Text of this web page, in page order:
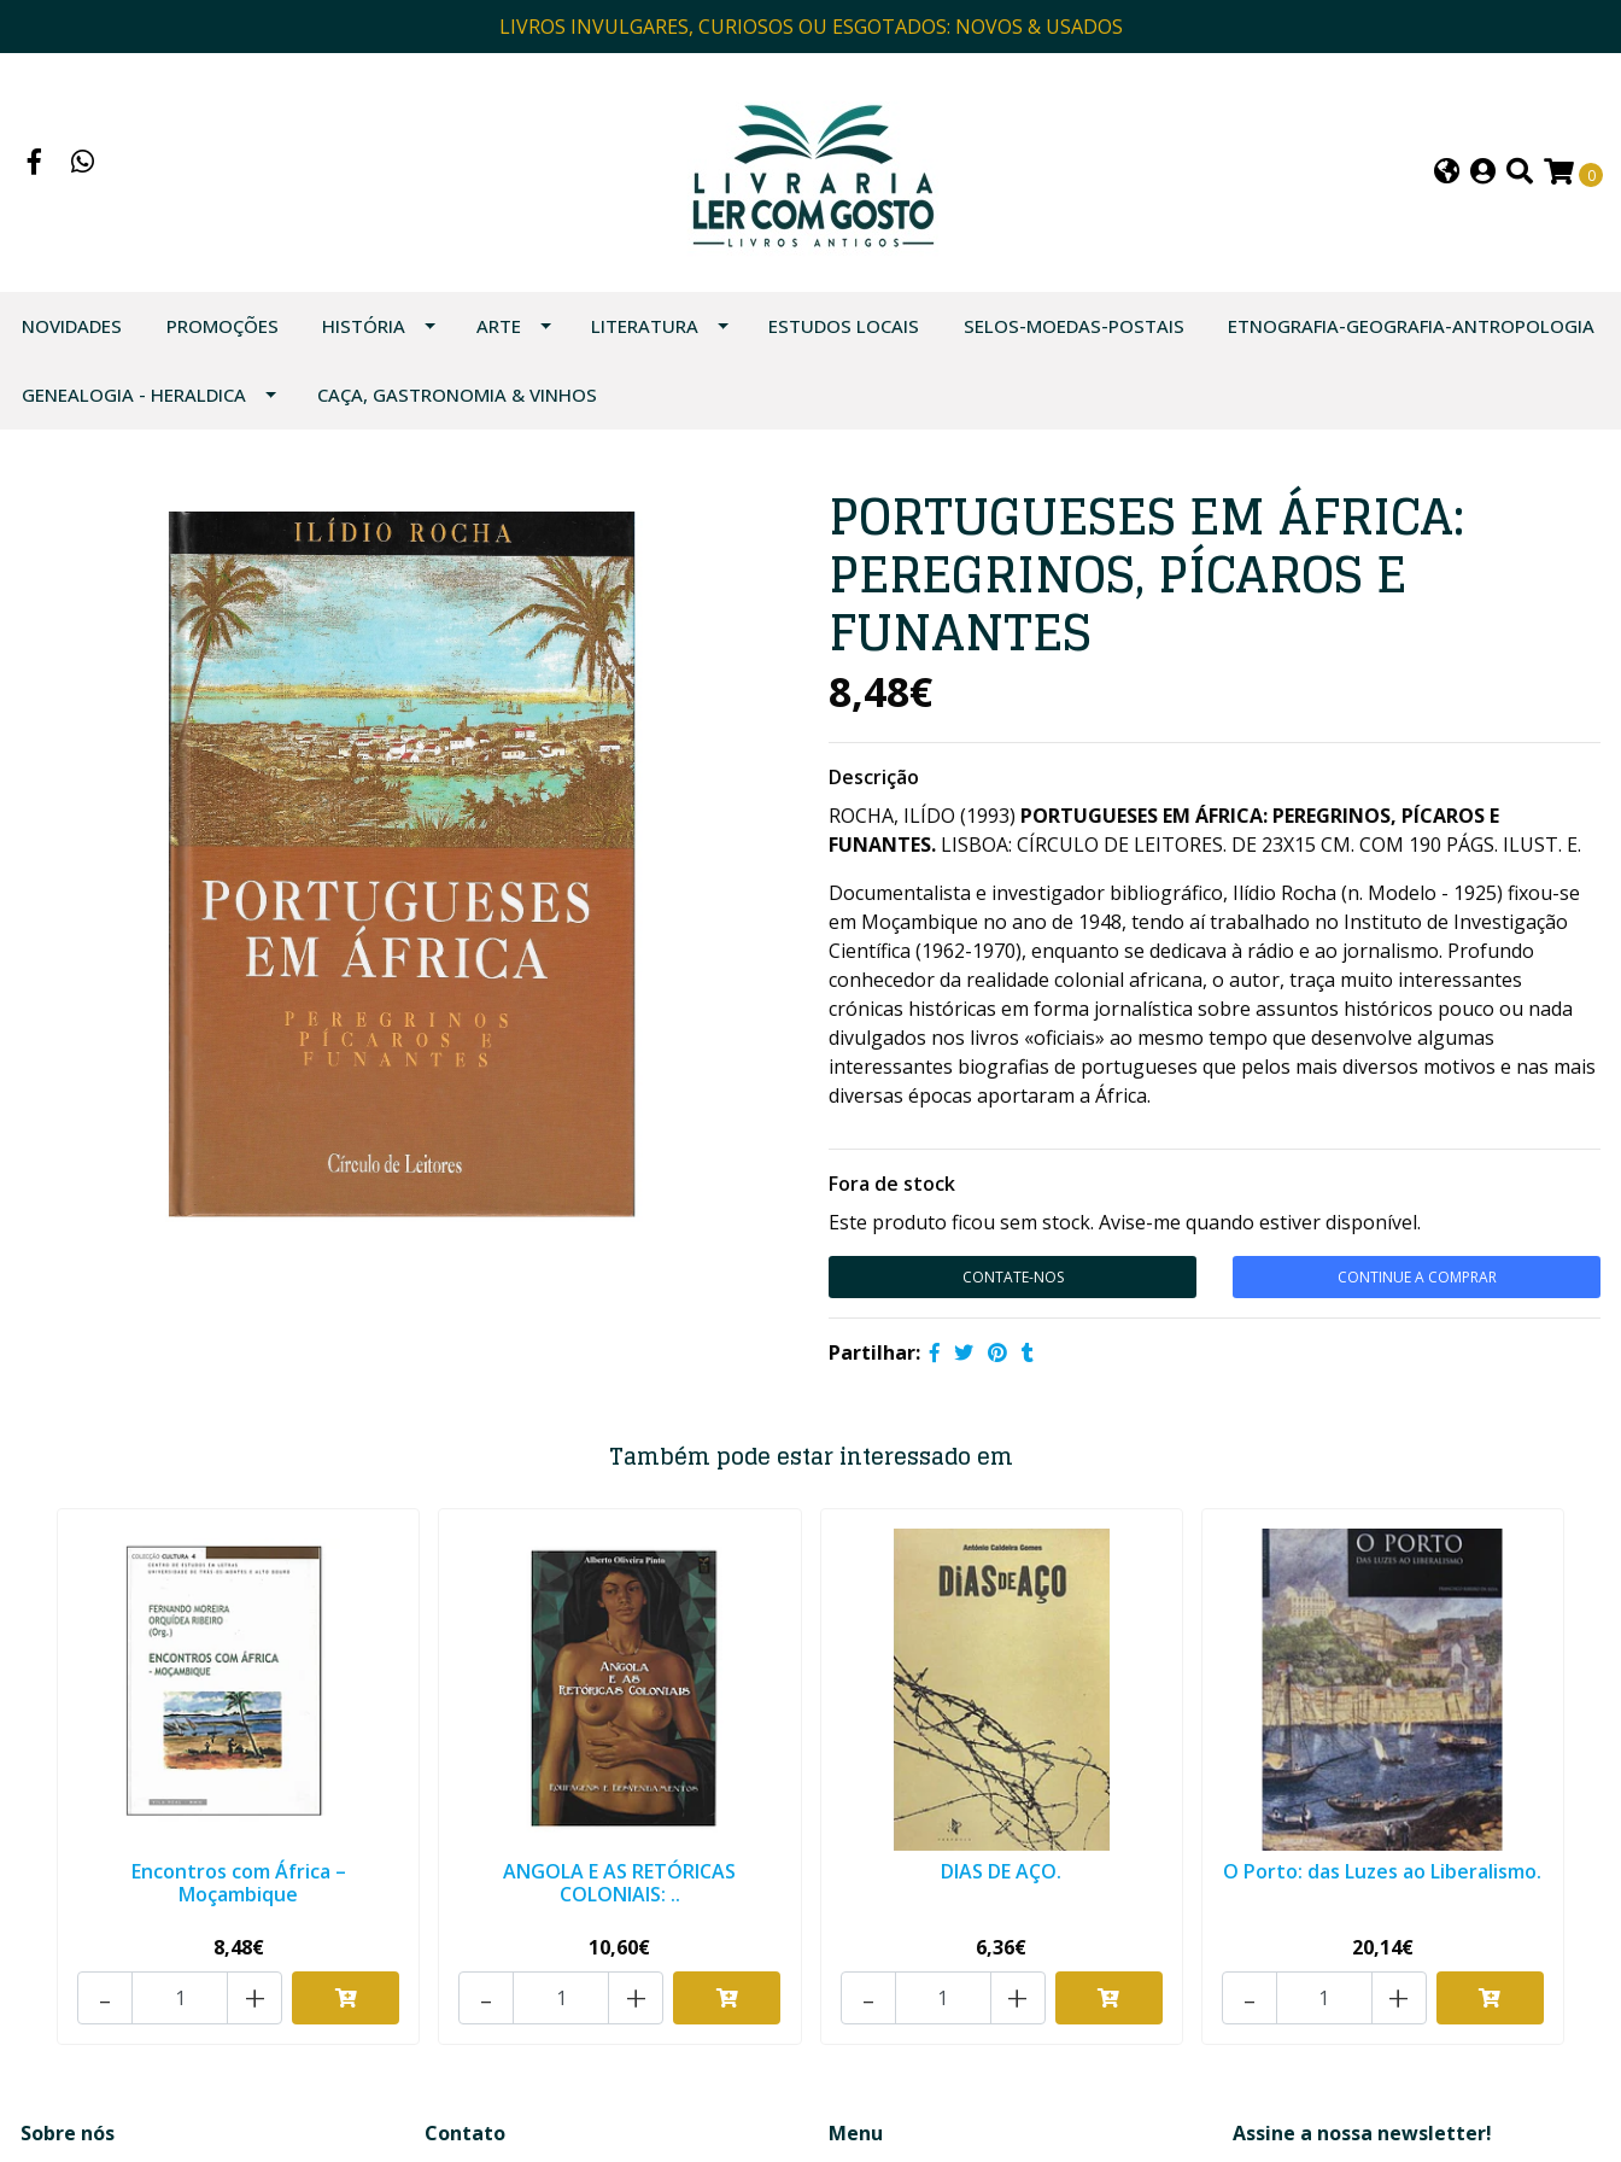
LIVROS INVULGARES, CURIOSOS OU ESGOTADOS: NOVOS & USADOS
0
NOVIDADES PROMOÇÕES HISTÓRIA ARTE LITERATURA ESTUDOS LOCAIS SELOS-MOEDAS-POSTAIS ETNOGRAFIA-GEOGRAFIA-ANTROPOLOGIA
GENEALOGIA - HERALDICA CAÇA, GASTRONOMIA & VINHOS
PORTUGUESES EM ÁFRICA:
PEREGRINOS, PÍCAROS E
FUNANTES
8,48€
Descrição
ROCHA, ILÍDO (1993) PORTUGUESES EM ÁFRICA: PEREGRINOS, PÍCAROS E
FUNANTES. LISBOA: CÍRCULO DE LEITORES. DE 23X15 CM. COM 190 PÁGS. ILUST. E.
Documentalista e investigador bibliográfico, Ilídio Rocha (n. Modelo - 1925) fixou-se
em Moçambique no ano de 1948, tendo aí trabalhado no Instituto de Investigação
Científica (1962-1970), enquanto se dedicava à rádio e ao jornalismo. Profundo
conhecedor da realidade colonial africana, o autor, traça muito interessantes
crónicas históricas em forma jornalística sobre assuntos históricos pouco ou nada
divulgados nos livros «oficiais» ao mesmo tempo que desenvolve algumas
interessantes biografias de portugueses que pelos mais diversos motivos e nas mais
diversas épocas aportaram a África.
Fora de stock
Este produto ficou sem stock. Avise-me quando estiver disponível.
CONTATE-NOS CONTINUE A COMPRAR
Partilhar:
Também pode estar interessado em
Encontros com África –
Moçambique
8,48€
+
-
ANGOLA E AS RETÓRICAS
COLONIAIS: ..
10,60€
+
-
DIAS DE AÇO.
6,36€
+
-
O Porto: das Luzes ao Liberalismo.
20,14€
+
-
Sobre nós Contato Menu Assine a nossa newsletter!